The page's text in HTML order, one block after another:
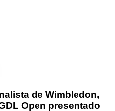
de Wimbledon,
Open presentado